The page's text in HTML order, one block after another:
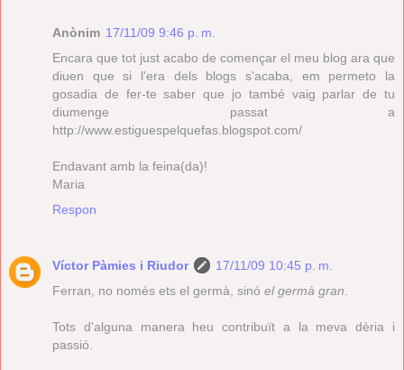
Anònim 17/11/09 9:46 p. m.
Encara que tot just acabo de començar el meu blog ara que
diuen que si l'era dels blogs s'acaba, em permeto la
gosadia de fer-te saber que jo també vaig parlar de tu
diumenge passat a
http://www.estiguespelquefas.blogspot.com/
Endavant amb la feina(da)!
Maria
Respon
Víctor Pàmies i Riudor
17/11/09 10:45 p. m.
Ferran, no només ets el germà, sinó el germà gran.
Tots d'alguna manera heu contribuït a la meva dèria i
passió.